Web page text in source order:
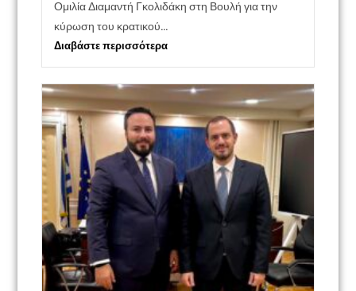
Ομιλία Διαμαντή Γκολιδάκη στη Βουλή για την
κύρωση του κρατικού...
Διαβάστε περισσότερα